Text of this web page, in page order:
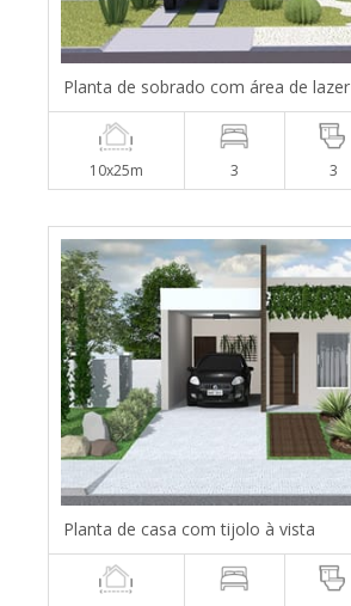
Planta de sobrado com área de lazer
10x25m 3 3
Planta de casa com tijolo à vista